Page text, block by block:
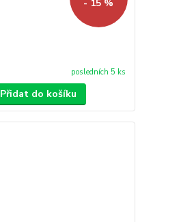
- 15 %
posledních 5 ks
Přidat do košíku